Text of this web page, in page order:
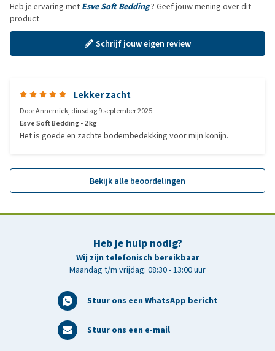
Heb je ervaring met Esve Soft Bedding? Geef jouw mening over dit
product
Schrijf jouw eigen review
Lekker zacht
DoorAnnemiek, dinsdag 9 september 2025
Esve Soft Bedding - 2 kg
Het is goede en zachte bodembedekking voor mijn konijn.
Bekijk alle beoordelingen
Heb je hulp nodig?
Wij zijn telefonisch bereikbaar
Maandag t/m vrijdag: 08:30 - 13:00 uur
Stuur ons een WhatsApp bericht
Stuur ons een e-mail